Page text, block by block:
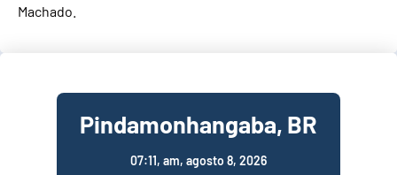
Machado.
Pindamonhangaba, BR
07:11, am, agosto 8, 2026